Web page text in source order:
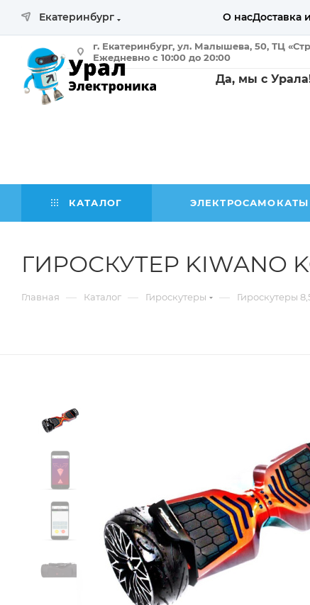
Екатеринбург О насДоставка
г. Екатеринбург, ул. Малышева, 50, ТЦ
Ежедневно с 10:00 до 20:00
Да, мы с
КАТАЛОГ ЭЛЕКТРОСАМОКАТЫ
ГИРОСКУТЕР KIWANO
Главная — Каталог — Гироскутеры — Гироскутеры